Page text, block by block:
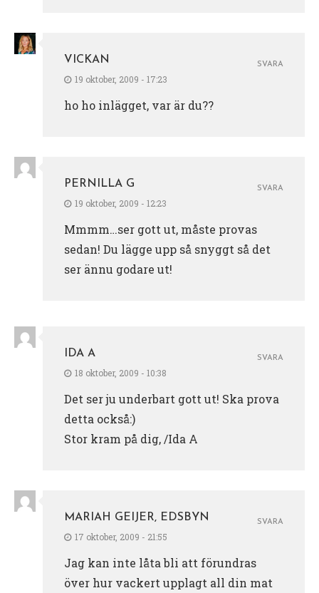
VICKAN
19 oktober, 2009 - 17:23
ho ho inlägget, var är du??
SVARA
PERNILLA G
19 oktober, 2009 - 12:23
Mmmm…ser gott ut, måste provas
sedan! Du lägge upp så snyggt så det
ser ännu godare ut!
SVARA
IDA A
18 oktober, 2009 - 10:38
Det ser ju underbart gott ut! Ska prova
detta också:)
Stor kram på dig, /Ida A
SVARA
MARIAH GEIJER, EDSBYN
17 oktober, 2009 - 21:55
Jag kan inte låta bli att förundras
över hur vackert upplagt all din mat
SVARA